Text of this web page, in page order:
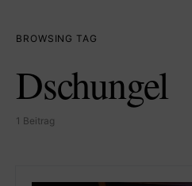
BROWSING TAG
Dschungel
1 Beitrag